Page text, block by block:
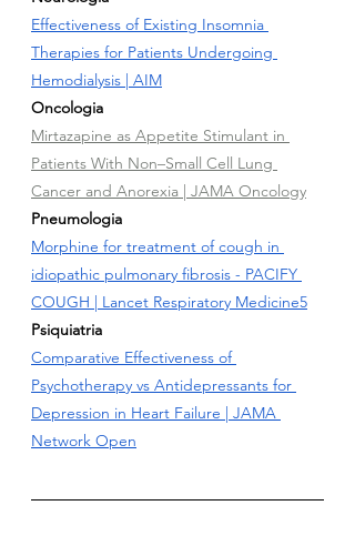
Effectiveness of Existing Insomnia
Therapies for Patients Undergoing
Hemodialysis | AIM
Oncologia
Mirtazapine as Appetite Stimulant in
Patients With Non–Small Cell Lung
Cancer and Anorexia | JAMA Oncology
Pneumologia
Morphine for treatment of cough in
idiopathic pulmonary fibrosis - PACIFY
COUGH | Lancet Respiratory Medicine5
Psiquiatria
Comparative Effectiveness of
Psychotherapy vs Antidepressants for
Depression in Heart Failure | JAMA
Network Open